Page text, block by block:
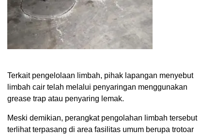
Terkait pengelolaan limbah, pihak lapangan menyebut
limbah cair telah melalui penyaringan menggunakan
grease trap atau penyaring lemak.
Meski demikian, perangkat pengolahan limbah tersebut
terlihat terpasang di area fasilitas umum berupa trotoar